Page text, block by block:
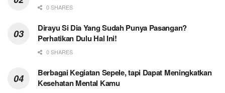
0 SHARES
Dirayu Si Dia Yang Sudah Punya Pasangan?
Perhatikan Dulu Hal Ini!
0 SHARES
Berbagai Kegiatan Sepele, tapi Dapat Meningkatkan
Kesehatan Mental Kamu